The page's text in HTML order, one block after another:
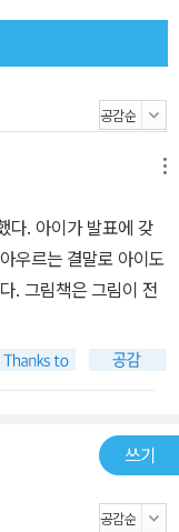
다. 아이가 발표에 갖
우르는 결말로 아이도
. 그림책은 그림이 전
쓰기